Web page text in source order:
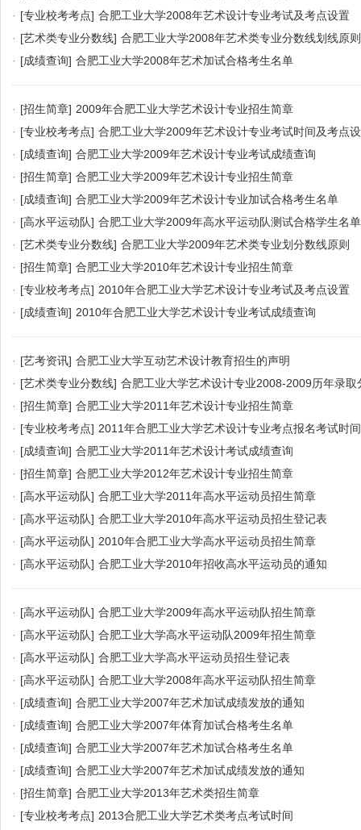
· [专业校考考点] 合肥工业大学2008年艺术设计专业考试及考点设置
· [艺术类专业分数线] 合肥工业大学2008年艺术类专业分数线划线原则
· [成绩查询] 合肥工业大学2008年艺术加试合格考生名单
· [招生简章] 2009年合肥工业大学艺术设计专业招生简章
· [专业校考考点] 合肥工业大学2009年艺术设计专业考试时间及考点
· [成绩查询] 合肥工业大学2009年艺术设计专业考试成绩查询
· [招生简章] 合肥工业大学2009年艺术设计专业招生简章
· [成绩查询] 合肥工业大学2009年艺术设计专业加试合格考生名单
· [高水平运动队] 合肥工业大学2009年高水平运动队测试合格学生名
· [艺术类专业分数线] 合肥工业大学2009年艺术类专业划分数线原则
· [招生简章] 合肥工业大学2010年艺术设计专业招生简章
· [专业校考考点] 2010年合肥工业大学艺术设计专业考试及考点设置
· [成绩查询] 2010年合肥工业大学艺术设计专业考试成绩查询
· [艺考资讯] 合肥工业大学互动艺术设计教育招生的声明
· [艺术类专业分数线] 合肥工业大学艺术设计专业2008-2009历年录取
· [招生简章] 合肥工业大学2011年艺术设计专业招生简章
· [专业校考考点] 2011年合肥工业大学艺术设计专业考点报名考试时间
· [成绩查询] 合肥工业大学2011年艺术设计考试成绩查询
· [招生简章] 合肥工业大学2012年艺术设计专业招生简章
· [高水平运动队] 合肥工业大学2011年高水平运动员招生简章
· [高水平运动队] 合肥工业大学2010年高水平运动员招生登记表
· [高水平运动队] 2010年合肥工业大学高水平运动员招生简章
· [高水平运动队] 合肥工业大学2010年招收高水平运动员的通知
· [高水平运动队] 合肥工业大学2009年高水平运动队招生简章
· [高水平运动队] 合肥工业大学高水平运动队2009年招生简章
· [高水平运动队] 合肥工业大学高水平运动员招生登记表
· [高水平运动队] 合肥工业大学2008年高水平运动队招生简章
· [成绩查询] 合肥工业大学2007年艺术加试成绩发放的通知
· [成绩查询] 合肥工业大学2007年体育加试合格考生名单
· [成绩查询] 合肥工业大学2007年艺术加试合格考生名单
· [成绩查询] 合肥工业大学2007年艺术加试成绩发放的通知
· [招生简章] 合肥工业大学2013年艺术类招生简章
· [专业校考考点] 2013合肥工业大学艺术类考点考试时间